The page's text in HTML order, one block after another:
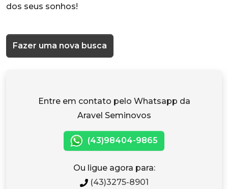
dos seus sonhos!
Fazer uma nova busca
Entre em contato pelo Whatsapp da
Aravel Seminovos
(43)98404-9865
Ou ligue agora para:
(43)3275-8901